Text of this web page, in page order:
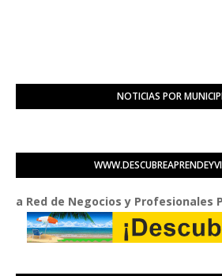
NOTICIAS POR
de Negocios y Profesionales